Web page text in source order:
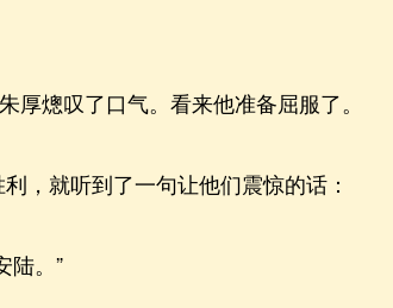
熜叹了口气。看来他准备屈服了。
就听到了一句让他们震惊的话：
。”